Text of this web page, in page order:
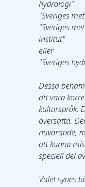
hydrologi"
"Sveriges
"Sveriges
institut"
eller
"Sveriges
Dessa
att vara
kulturspråk.
översätta.
nuvarande,
att kunna
speciell del
Valet synes